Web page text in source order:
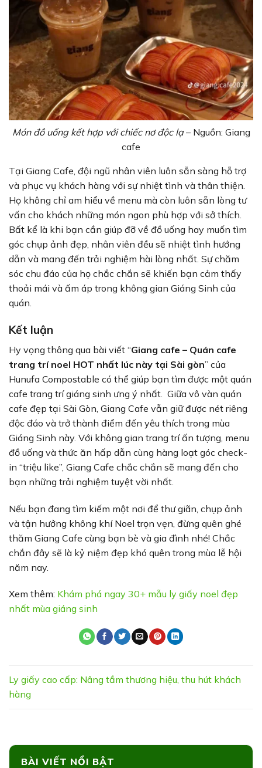
Món đồ uống kết hợp với chiếc nơ độc lạ– Nguồn: Giang
cafe
Tại Giang Cafe, đội ngũ nhân viên luôn sẵn sàng hỗ trợ
và phục vụ khách hàng với sự nhiệt tình và thân thiện.
Họ không chỉ am hiểu về menu mà còn luôn sẵn lòng tư
vấn cho khách những món ngon phù hợp với sở thích.
Bất kể là khi bạn cần giúp đỡ về đồ uống hay muốn tìm
góc chụp ảnh đẹp, nhân viên đều sẽ nhiệt tình hướng
dẫn và mang đến trải nghiệm hài lòng nhất. Sự chăm
sóc chu đáo của họ chắc chắn sẽ khiến bạn cảm thấy
thoải mái và ấm áp trong không gian Giáng Sinh của
quán.
Kết luận
Hy vọng thông qua bài viết “Giang cafe – Quán cafe
trang trí noel HOT nhất lúc này tại Sài gòn” của
Hunufa Compostable có thể giúp bạn tìm được một quán
cafe trang trí giáng sinh ưng ý nhất. Giữa vô vàn quán
cafe đẹp tại Sài Gòn, Giang Cafe vẫn giữ được nét riêng
độc đáo và trở thành điểm đến yêu thích trong mùa
Giáng Sinh này. Với không gian trang trí ấn tượng, menu
đồ uống và thức ăn hấp dẫn cùng hàng loạt góc check-
in “triệu like”, Giang Cafe chắc chắn sẽ mang đến cho
bạn những trải nghiệm tuyệt vời nhất.
Nếu bạn đang tìm kiếm một nơi để thư giãn, chụp ảnh
và tận hưởng không khí Noel trọn vẹn, đừng quên ghé
thăm Giang Cafe cùng bạn bè và gia đình nhé! Chắc
chắn đây sẽ là kỷ niệm đẹp khó quên trong mùa lễ hội
năm nay.
Xem thêm: Khám phá ngay 30+ mẫu ly giấy noel đẹp
nhất mùa giáng sinh
Ly giấy cao cấp: Nâng tầm thương hiệu, thu hút khách
hàng
BÀI VIẾT NỔI BẬT